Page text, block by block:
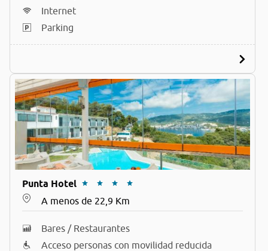
Internet
Parking
Punta Hotel
A menos de 22,9 Km
Bares / Restaurantes
Acceso personas con movilidad reducida